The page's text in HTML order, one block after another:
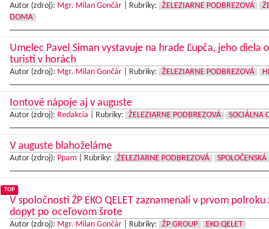
Autor (zdroj): Mgr. Milan Gončár| Rubriky: ŽELEZIARNE PODBREZOVÁ
DOMA
Umelec Pavel Siman vystavuje na hrade Ľupča, jeho diela
turisti v horách
Autor (zdroj): Mgr. Milan Gončár| Rubriky: ŽELEZIARNE PODBREZOVÁ
Iontové nápoje aj v auguste
Autor (zdroj): Redakcia Rubriky: ŽELEZIARNE PODBREZOVÁ SOCIÁLNA
V auguste blahoželáme
Autor (zdroj): Ppam| Rubriky: ŽELEZIARNE PODBREZOVÁ
TOP
V spoločnosti ŽP EKO QELET zaznamenali v prvom polroku
dopyt po oceľovom šrote
Autor (zdroj): Mgr. Milan Gončár| Rubriky: ŽP GROUP EKO QELET